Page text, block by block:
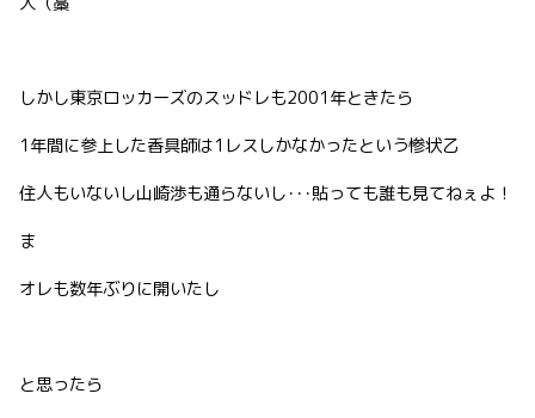
しかし東京ロッカーズのスッドレも2001年ときたら
1年間に参上した香具師は1レスしかなかったという惨状乙
住人もいないし山崎渉も通らないし･･･貼っても誰も見てねぇよ！
ま
オレも数年ぶりに開いたし
と思ったら